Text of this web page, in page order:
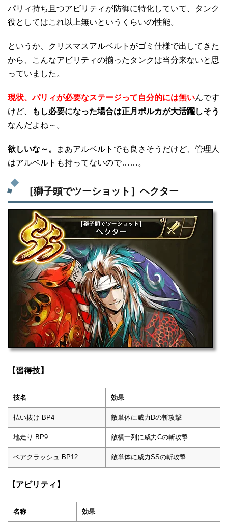
パリィ持ち且つアビリティが防御に特化していて、タンク
役としてはこれ以上無いというくらいの性能。
というか、クリスマスアルベルトがゴミ仕様で出してきた
から、こんなアビリティの揃ったタンクは当分来ないと思
っていました。
現状、パリィが必要なステージって自分的には無いんです
けど、
もし必要になった場合は正月ポルカが大活躍しそう
なんだよね～。
欲しいな～。
まあアルベルトでも良さそうだけど、管理人
はアルベルトも持ってないので……。
［獅子頭でツーショット］ヘクター
【習得技】
技名 効果
払い抜け BP4 敵単体に威力Dの斬攻撃
地走り BP9 敵横一列に威力Cの斬攻撃
ベアクラッシュ BP12 敵単体に威力SSの斬攻撃
【アビリティ】
名称 効果